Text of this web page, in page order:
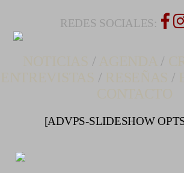
REDES SOCIALES:
/ /
/ /
[ADVPS-SLIDESHOW